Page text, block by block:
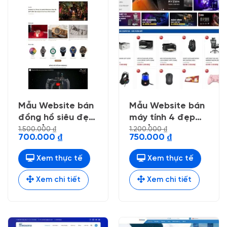
Mẫu Website bán
đồng hồ siêu đẹp
, chuẩn seo
1.500.000₫
Giá
là:
1.500.000 ₫.
700.000 ₫Giá
hiện
tại
là:
700.000 ₫.
Xem thực tế
Xem chi tiết
Mẫu Website bán
máy tính 4 đẹp
chuẩn seo
1.200.000₫
Giá
là:
1.200.000 ₫.
750.000 ₫Giá
hiện
tại
là:
750.000 ₫.
Xem thực tế
Xem chi tiết